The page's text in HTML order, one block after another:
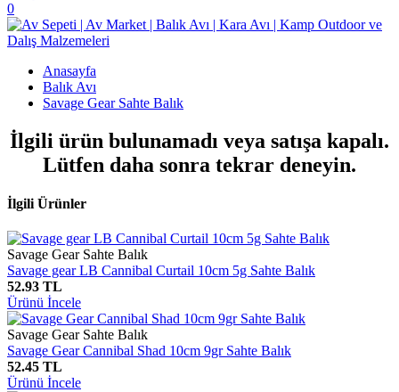
0
Anasayfa
Balık Avı
Savage Gear Sahte Balık
İlgili ürün bulunamadı veya satışa kapalı.
Lütfen daha sonra tekrar deneyin.
İlgili Ürünler
Savage Gear Sahte Balık
Savage gear LB Cannibal Curtail 10cm 5g Sahte Balık
52.93 TL
Ürünü İncele
Savage Gear Sahte Balık
Savage Gear Cannibal Shad 10cm 9gr Sahte Balık
52.45 TL
Ürünü İncele